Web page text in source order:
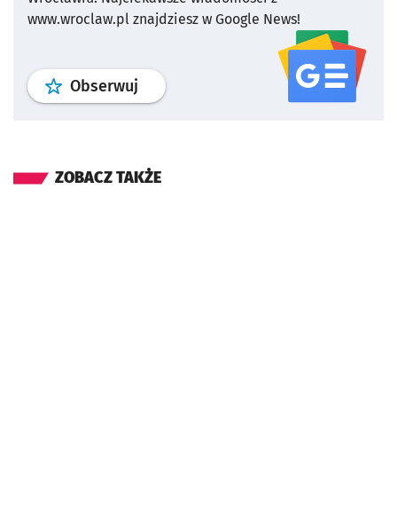
www.wroclaw.pl znajdziesz w Google News!
Obserwuj profil serwisu
ZOBACZ TAKŻE